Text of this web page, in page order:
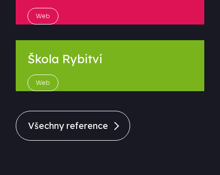
Web
Škola Rybitví
Web
Všechny reference